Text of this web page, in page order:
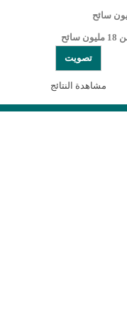
مشاهدة النتائج